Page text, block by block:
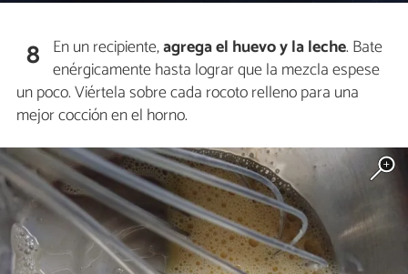
8 En un recipiente,agrega el huevo y la leche. Bate
enérgicamente hasta lograr que la mezcla espese
un poco. Viértela sobre cada rocoto relleno para una
mejor cocción en el horno.